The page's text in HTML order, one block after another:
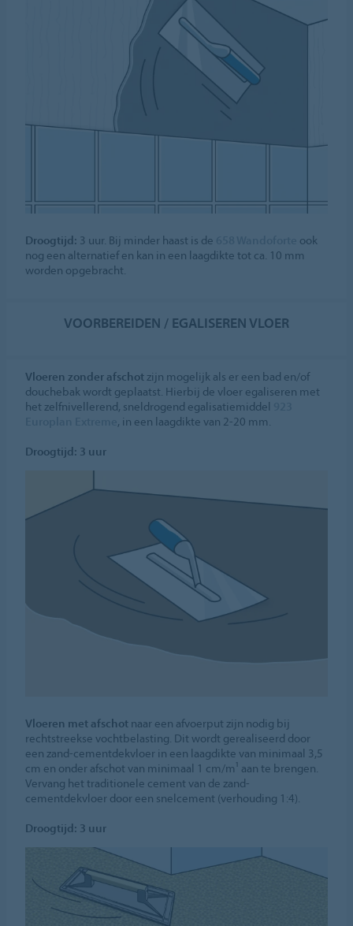
Droogtijd: 3 uur. Bij minder haast is de
ook
nog een alternatief en kan in een laagdikte tot ca. 10 mm
worden opgebracht.
VOORBEREIDEN / EGALISEREN VLOER
Vloeren zonder afschotzijn mogelijk als er een bad en/of
douchebak wordt geplaatst. Hierbij de vloer egaliseren met
het zelfnivellerend, sneldrogend egalisatiemiddel
, in een laagdikte van 2-20 mm.
Droogtijd: 3 uur
Vloeren met afschot naar een afvoerput zijn nodig bij
rechtstreekse vochtbelasting. Dit wordt gerealiseerd door
een zand-cementdekvloer in een laagdikte van minimaal 3,5
cm en onder afschot van minimaal 1 cm/m¹ aan te brengen.
Vervang het traditionele cement van de zand-
cementdekvloer door een snelcement (verhouding 1:4).
Droogtijd: 3 uur